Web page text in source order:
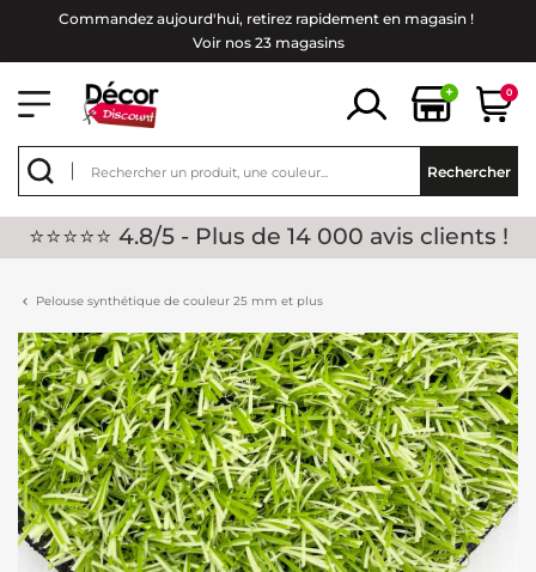
Commandez aujourd'hui, retirez rapidement en magasin !
Voir nos 23 magasins
+ 0
Rechercher
⭐⭐⭐⭐⭐ 4.8/5 - Plus de 14 000 avis clients !
Pelouse synthétique de couleur 25 mm et plus